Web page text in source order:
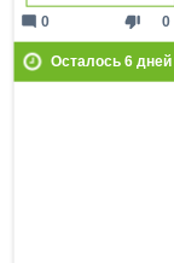
thumb_down 0
mode_comment 0
Осталось 6дней